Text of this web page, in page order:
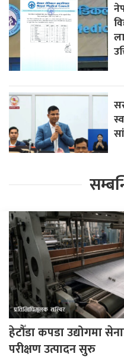
हेटौँडा कपडा उद्योगमा
परीक्षण उत्पादन सुरु